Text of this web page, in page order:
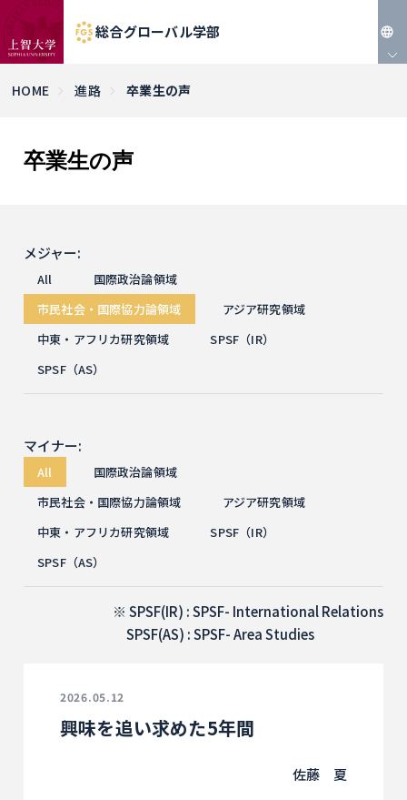
総合グローバル学部
HOME 進路 卒業生の声
卒業生の声
メジャー:
All
国際政治論領域
市民社会・国際協力論領域
アジア研究領域
中東・アフリカ研究領域
SPSF（IR）
SPSF（AS）
マイナー:
All
国際政治論領域
市民社会・国際協力論領域
アジア研究領域
中東・アフリカ研究領域
SPSF（IR）
SPSF（AS）
SPSF(IR) : SPSF- International Relations
SPSF(AS) : SPSF- Area Studies
2026.05.12
興味を追い求めた5年間
佐藤 夏